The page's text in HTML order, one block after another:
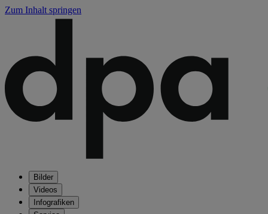
Zum Inhalt springen
Bilder
Videos
Infografiken